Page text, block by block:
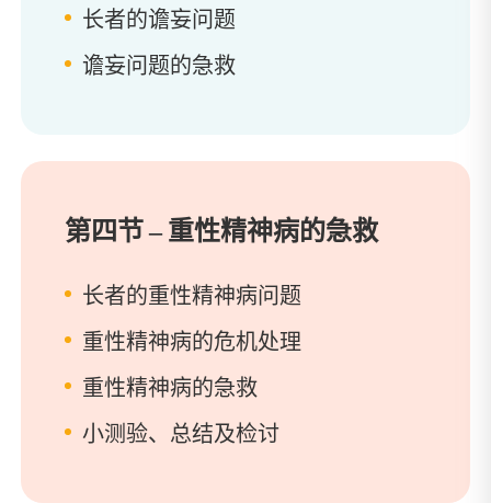
长者的谵妄问题
谵妄问题的急救
第四节 – 重性精神病的急救
长者的重性精神病问题
重性精神病的危机处理
重性精神病的急救
小测验、总结及检讨